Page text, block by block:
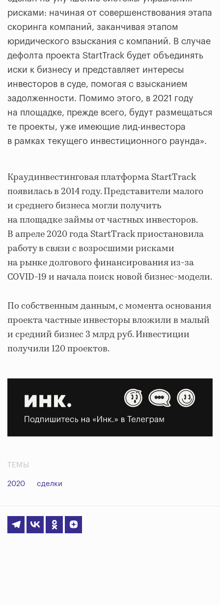
рисками: начиная от совершенствования этапа
скоринга компаний, заканчивая этапом
юридического взыскания с компаний. В случае
дефолта проекта StartTrack будет объединять
иски к бизнесу и представляет интересы
инвесторов в суде, помогая с взысканием
задолженности. Помимо этого, в 2021 году
на площадке, прежде всего, будут размещаться
те проекты, уже имеющие лид-инвестора
в рамках текущего инвестиционного раунда».
Краудинвестинговая платформа StartTrack
появилась в 2014 году. Представители малого
и среднего бизнеса могли получить
на площадке займы от частных инвесторов.
В апреле 2020 года StartTrack приостановила
работу в связи с возросшими рисками
на рынке долгового финансирования из-за
COVID-19 и начала поиск новой бизнес-модели.
По собственным данным, с момента основания
проекта частные инвесторы вложили в малый
и средний бизнес 3 млрд руб. Инвестиции
получили 120 проектов.
ТЕМЫ
2020 сделки